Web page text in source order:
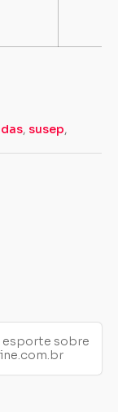
, susep,
esporte sobre